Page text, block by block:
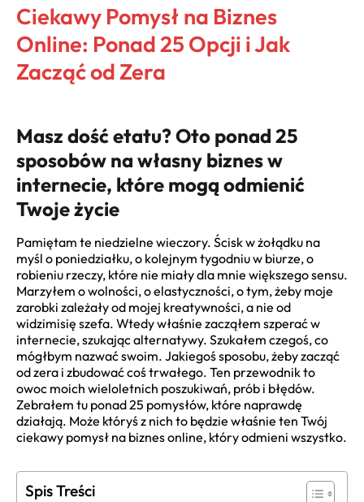
Ciekawy Pomysł na Biznes
Online: Ponad 25 Opcji i Jak
Zacząć od Zera
Masz dość etatu? Oto ponad 25
sposobów na własny biznes w
internecie, które mogą odmienić
Twoje życie
Pamiętam te niedzielne wieczory. Ścisk w żołądku na
myśl o poniedziałku, o kolejnym tygodniu w biurze, o
robieniu rzeczy, które nie miały dla mnie większego sensu.
Marzyłem o wolności, o elastyczności, o tym, żeby moje
zarobki zależały od mojej kreatywności, a nie od
widzimisię szefa. Wtedy właśnie zacząłem szperać w
internecie, szukając alternatywy. Szukałem czegoś, co
mógłbym nazwać swoim. Jakiegoś sposobu, żeby zacząć
od zera i zbudować coś trwałego. Ten przewodnik to
owoc moich wieloletnich poszukiwań, prób i błędów.
Zebrałem tu ponad 25 pomysłów, które naprawdę
działają. Może któryś z nich to będzie właśnie ten Twój
ciekawy pomysł na biznes online, który odmieni wszystko.
Spis Treści